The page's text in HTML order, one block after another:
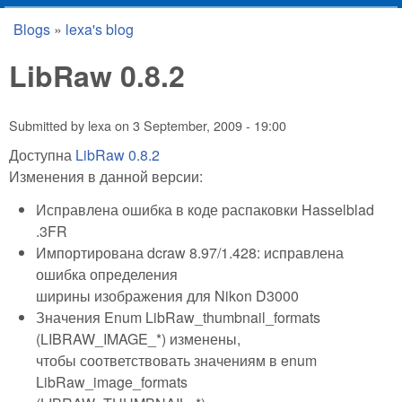
You are here
Blogs » lexa's blog
LibRaw 0.8.2
Submitted by lexa on 3 September, 2009 - 19:00
Доступна LibRaw 0.8.2
Изменения в данной версии:
Исправлена ошибка в коде распаковки Hasselblad
.3FR
Импортирована dcraw 8.97/1.428: исправлена
ошибка определения
ширины изображения для Nikon D3000
Значения Enum LibRaw_thumbnail_formats
(LIBRAW_IMAGE_*) изменены,
чтобы соответствовать значениям в enum
LibRaw_image_formats